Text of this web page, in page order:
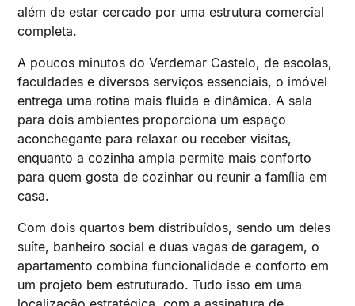
além de estar cercado por uma estrutura comercial
completa.
A poucos minutos do Verdemar Castelo, de escolas,
faculdades e diversos serviços essenciais, o imóvel
entrega uma rotina mais fluida e dinâmica. A sala
para dois ambientes proporciona um espaço
aconchegante para relaxar ou receber visitas,
enquanto a cozinha ampla permite mais conforto
para quem gosta de cozinhar ou reunir a família em
casa.
Com dois quartos bem distribuídos, sendo um deles
suíte, banheiro social e duas vagas de garagem, o
apartamento combina funcionalidade e conforto em
um projeto bem estruturado. Tudo isso em uma